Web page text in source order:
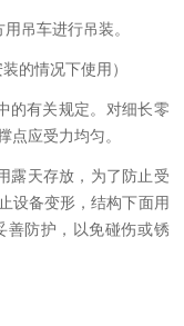
吊车进行吊装。
的情况下使用）
的有关规定。对细长零
点应受力均匀。
露天存放，为了防止受
设备变形，结构下面用
善防护，以免碰伤或锈